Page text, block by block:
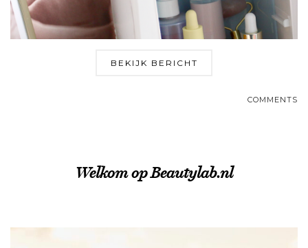
BEKIJK BERICHT
COMMENTS
Welkom op Beautylab.nl